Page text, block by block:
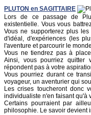
PLUTON en SAGITTAIRE
Lors de ce passage de
existentielle. Vous vous
Vous ne supporterez plus
d'idéal, d'expériences (les
l'aventure et parcourir le
Vous ne tiendrez pas à
Ainsi, vous pourriez quitter
répondent pas à votre
Vous pourriez durant ce
voyageur, un aventurier qui
Les crises toucheront donc
individualiste n'en faisant qu'à
Certains pourraient par
philosophie. Le savoir devient